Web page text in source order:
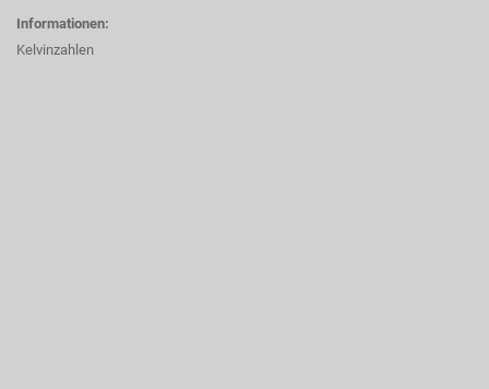
Informationen:
Kelvinzahlen